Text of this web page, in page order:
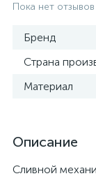
Пока нет отзывов
Бренд
Страна
Материал
Описание
Сливной